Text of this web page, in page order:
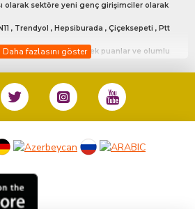
olarak sektöre yeni genç girişimciler olarak
, Trendyol , Hepsiburada , Çiçeksepeti , Ptt
en yüksek puanlar ve olumlu
platfrom da ki mağaza linklerimiz
Satış Kanalları adlı bölümde mevcuttur.
siz değerli müşterilerimize en iyi hizmeti
günün her anı bizlerle iletişime geçebilirsiniz.